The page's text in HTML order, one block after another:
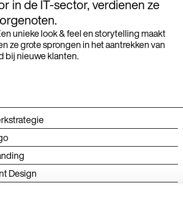
in de IT-sector, verdienen ze
unieke look & feel en storytelling maakt
ze grote sprongen in het aantrekken van
bij nieuwe klanten.
Design